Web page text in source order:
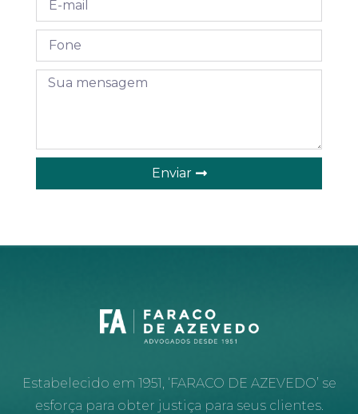
Enviar
Estabelecido em 1951, ‘FARACO DE AZEVEDO’ se
esforça para obter justiça para seus clientes.